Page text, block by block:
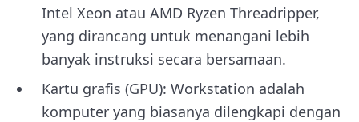
Intel Xeon atau AMD Ryzen Threadripper,
yang dirancang untuk menangani lebih
banyak instruksi secara bersamaan.
Kartu grafis (GPU): Workstation adalah
komputer yang biasanya dilengkapi dengan